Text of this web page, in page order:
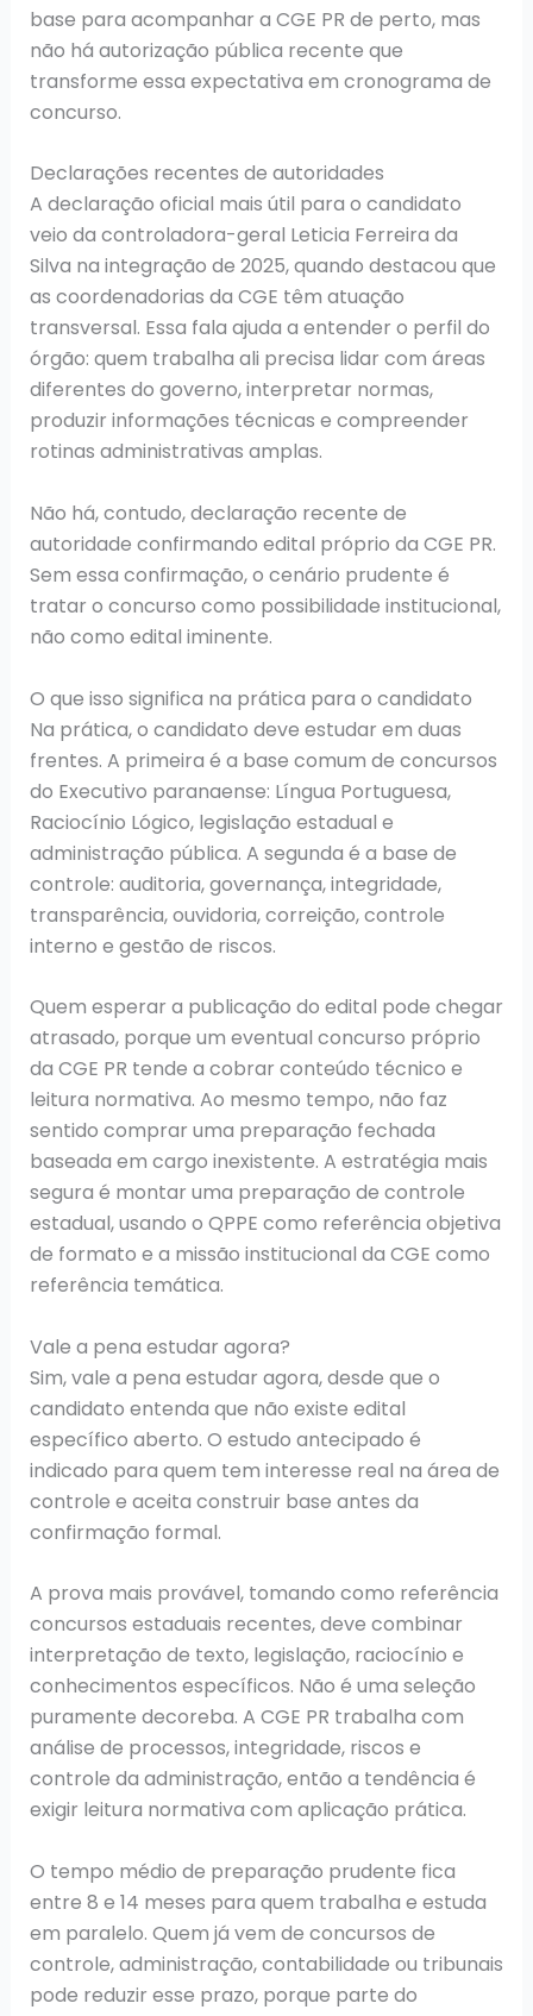
base para acompanhar a CGE PR de perto, mas
não há autorização pública recente que
transforme essa expectativa em cronograma de
concurso.
Declarações recentes de autoridades
A declaração oficial mais útil para o candidato
veio da controladora-geral Leticia Ferreira da
Silva na integração de 2025, quando destacou que
as coordenadorias da CGE têm atuação
transversal. Essa fala ajuda a entender o perfil do
órgão: quem trabalha ali precisa lidar com áreas
diferentes do governo, interpretar normas,
produzir informações técnicas e compreender
rotinas administrativas amplas.
Não há, contudo, declaração recente de
autoridade confirmando edital próprio da CGE PR.
Sem essa confirmação, o cenário prudente é
tratar o concurso como possibilidade institucional,
não como edital iminente.
O que isso significa na prática para o candidato
Na prática, o candidato deve estudar em duas
frentes. A primeira é a base comum de concursos
do Executivo paranaense: Língua Portuguesa,
Raciocínio Lógico, legislação estadual e
administração pública. A segunda é a base de
controle: auditoria, governança, integridade,
transparência, ouvidoria, correição, controle
interno e gestão de riscos.
Quem esperar a publicação do edital pode chegar
atrasado, porque um eventual concurso próprio
da CGE PR tende a cobrar conteúdo técnico e
leitura normativa. Ao mesmo tempo, não faz
sentido comprar uma preparação fechada
baseada em cargo inexistente. A estratégia mais
segura é montar uma preparação de controle
estadual, usando o QPPE como referência objetiva
de formato e a missão institucional da CGE como
referência temática.
Vale a pena estudar agora?
Sim, vale a pena estudar agora, desde que o
candidato entenda que não existe edital
específico aberto. O estudo antecipado é
indicado para quem tem interesse real na área de
controle e aceita construir base antes da
confirmação formal.
A prova mais provável, tomando como referência
concursos estaduais recentes, deve combinar
interpretação de texto, legislação, raciocínio e
conhecimentos específicos. Não é uma seleção
puramente decoreba. A CGE PR trabalha com
análise de processos, integridade, riscos e
controle da administração, então a tendência é
exigir leitura normativa com aplicação prática.
O tempo médio de preparação prudente fica
entre 8 e 14 meses para quem trabalha e estuda
em paralelo. Quem já vem de concursos de
controle, administração, contabilidade ou tribunais
pode reduzir esse prazo, porque parte do